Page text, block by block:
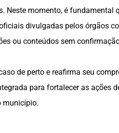
Neste momento, é fundamental
divulgadas pelos órgãos
ou conteúdos sem
de perto e reafirma seu
para fortalecer as ações
município.